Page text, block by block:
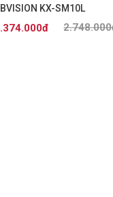
KX-SM10L